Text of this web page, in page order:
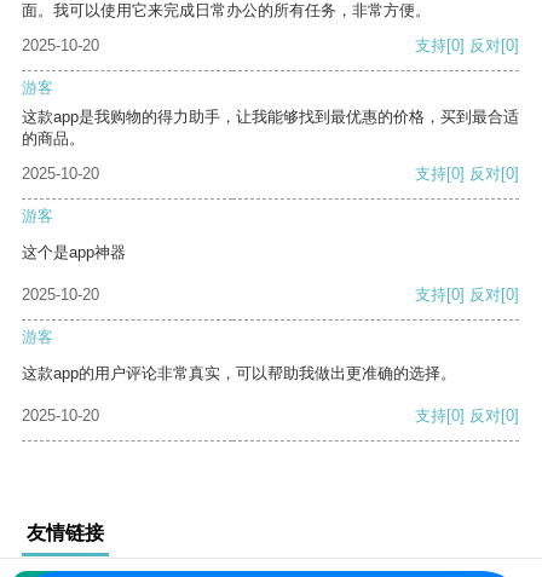
面。我可以使用它来完成日常办公的所有任务，非常方便。
2025-10-20
支持[0] 反对[0]
游客
这款app是我购物的得力助手，让我能够找到最优惠的价格，买到最合适
的商品。
2025-10-20
支持[0] 反对[0]
游客
这个是app神器
2025-10-20 支持[0] 反对[0]
游客
这款app的用户评论非常真实，可以帮助我做出更准确的选择。
2025-10-20 支持[0] 反对[0]
友情链接